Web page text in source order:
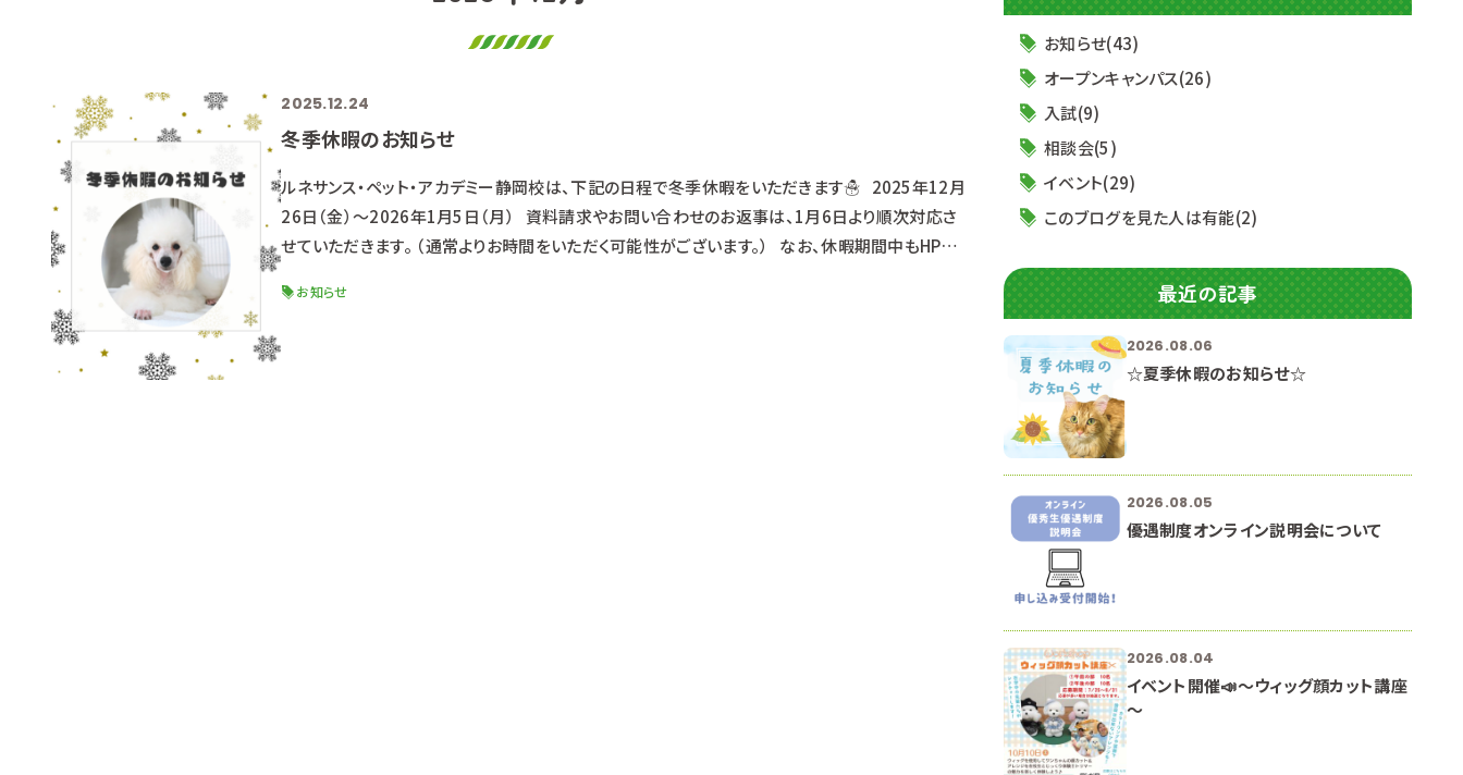
2025.12.24
冬季休暇のお知らせ
ルネサンス・ペット・アカデミー静岡校は、下記の日程で冬季休暇をいただきます☃ 2025年12月
26日（金）～2026年1月5日（月） 資料請求やお問い合わせのお返事は、1月6日より順次対応さ
せていただきます。 （通常よりお時間をいただく可能性がございます。） なお、休暇期間中もHPや
‐‐‐‐‐‐‐‐‐‐‐‐‐‐‐‐‐‐‐‐‐‐‐‐‐‐‐‐‐‐‐‐‐‐‐‐‐‐‐‐‐
お知らせ
お知らせ(43)
オープンキャンパス(26)
入試(9)
相談会(5)
イベント(29)
このブログを見た人は有能(2)
最近の記事
2026.08.06
☆夏季休暇のお知らせ☆
2026.08.05
優遇制度オンライン説明会について
2026.08.04
イベント開催📣～ウィッグ顔カット講座
～